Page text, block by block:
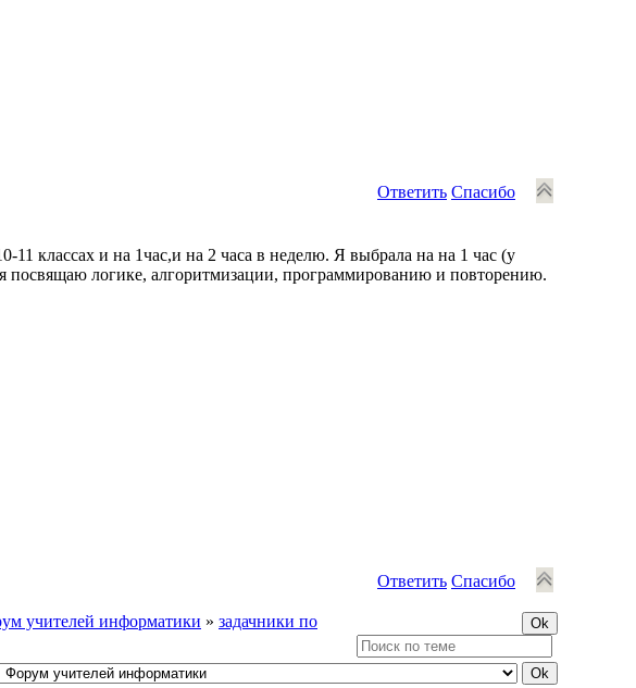
Ответить Спасибо
классах и на 1час,и на 2 часа в неделю. Я выбрала на на 1 час (у
посвящаю логике, алгоритмизации, программированию и повторению.
Ответить Спасибо
учителей информатики » задачники по